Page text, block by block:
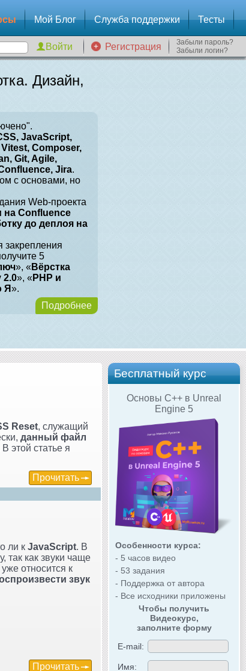
Мой Блог Служба поддержки Тесты
Регистрация
Забыли пароль?
Забыли логин?
Дизайн,
JavaScript,
Composer,
Git, Agile,
Jira.
с основами, но
Web-проекта
на Confluence
до деплоя на
закрепления
5
», « Вёрстка
2.0», «PHP и
Я».
Подробнее
Бесплатный курс
Основы C++ в Unreal
Engine 5
Особенности курса:
- 5 часов видео
- 53 задания
- Поддержка от автора
- Все исходники приложены
Чтобы получить
Видеокурс,
заполните форму
E-mail:
Имя:
Reset, служащий
данный файл
В этой статье я
Прочитать
ли к JavaScript. В
так как звуки чаще
относится к
звук
Прочитать